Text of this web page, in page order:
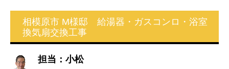
相模原市 M様邸 給湯器・ガスコンロ・浴室
換気扇交換工事
担当：小松